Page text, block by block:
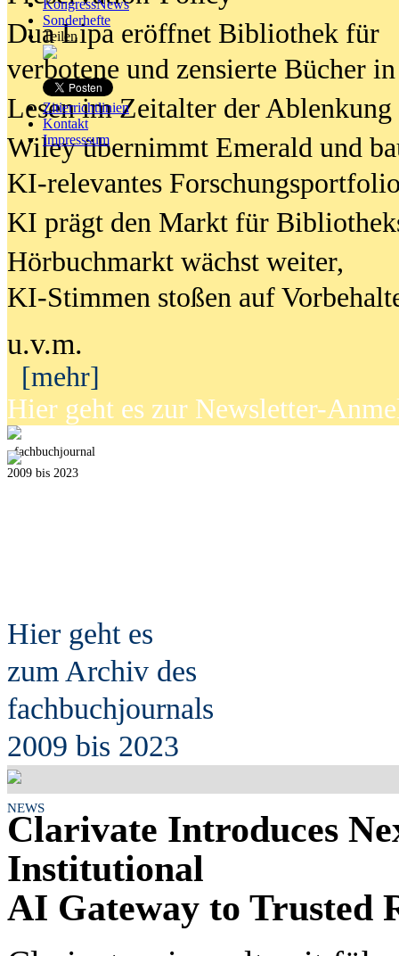
KongressNews
Sonderhefte
Teilen
Zitierrichtlinien
Kontakt
Impresssum
Dua Lipa eröffnet Bibliothek für
verbotene und zensierte Bücher
Lesen im Zeitalter der Ablenkung
Wiley übernimmt Emerald und
KI-relevantes
KI prägt den Markt für
Hörbuchmarkt wächst weiter,
KI-Stimmen stoßen auf
u.v.m.
[mehr]
Hier geht es zur Newsletter-
fachbuchjournal
2009 bis 2023
Hier geht es
zum Archiv des
fachbuchjournals
2009 bis 2023
NEWS
Clarivate Introduces
Institutional
AI Gateway to Trusted